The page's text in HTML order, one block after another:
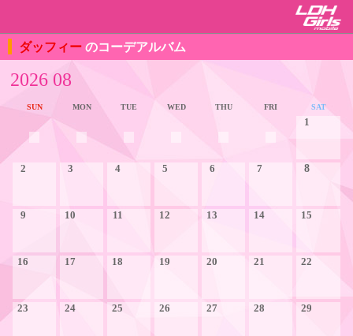
ダッフィー のコーデアルバム
2026 08
SUN MON TUE WED THU FRI SAT
1
2 3 4 5 6 7 8
9 10 11 12 13 14 15
16 17 18 19 20 21 22
23 24 25 26 27 28 29